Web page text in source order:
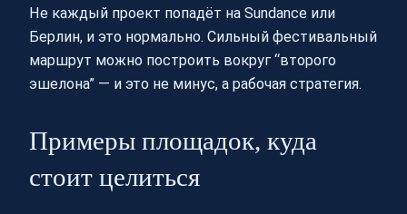
Не каждый проект попадёт на Sundance или
Берлин, и это нормально. Сильный фестивальный
маршрут можно построить вокруг “второго
эшелона” — и это не минус, а рабочая стратегия.
Примеры площадок, куда
стоит целиться